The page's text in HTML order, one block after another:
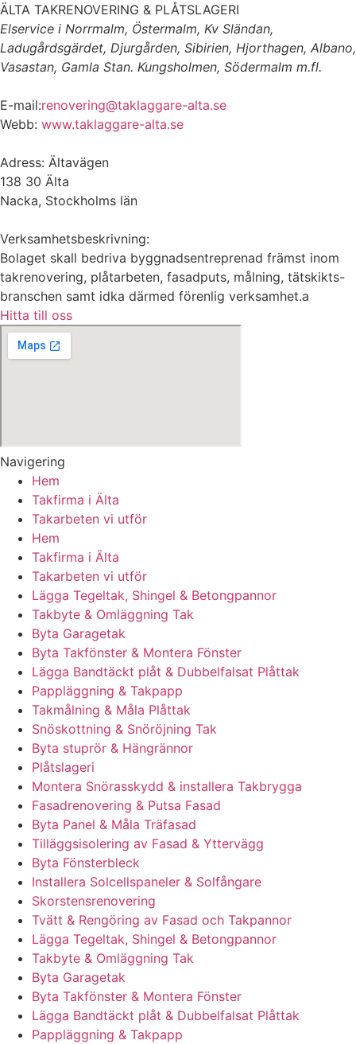
ÄLTA TAKRENOVERING & PLÅTSLAGERI
Elservice i Norrmalm, Östermalm, Kv Sländan,
Ladugårdsgärdet, Djurgården, Sibirien, Hjorthagen, Albano,
Vasastan, Gamla Stan. Kungsholmen, Södermalm m.fl.
E-mail:renovering@taklaggare-alta.se
Webb: www.taklaggare-alta.se
Adress: Ältavägen
138 30 Älta
Nacka, Stockholms län
Verksamhetsbeskrivning:
Bolaget skall bedriva byggnadsentreprenad främst inom
takrenovering, plåtarbeten, fasadputs, målning, tätskikts-
branschen samt idka därmed förenlig verksamhet.a
Hitta till oss
Navigering
Hem
Takfirma i Älta
Takarbeten vi utför
Hem
Takfirma i Älta
Takarbeten vi utför
Lägga Tegeltak, Shingel & Betongpannor
Takbyte & Omläggning Tak
Byta Garagetak
Byta Takfönster & Montera Fönster
Lägga Bandtäckt plåt & Dubbelfalsat Plåttak
Pappläggning & Takpapp
Takmålning & Måla Plåttak
Snöskottning & Snöröjning Tak
Byta stuprör & Hängrännor
Plåtslageri
Montera Snörasskydd & installera Takbrygga
Fasadrenovering & Putsa Fasad
Byta Panel & Måla Träfasad
Tilläggsisolering av Fasad & Yttervägg
Byta Fönsterbleck
Installera Solcellspaneler & Solfångare
Skorstensrenovering
Tvätt & Rengöring av Fasad och Takpannor
Lägga Tegeltak, Shingel & Betongpannor
Takbyte & Omläggning Tak
Byta Garagetak
Byta Takfönster & Montera Fönster
Lägga Bandtäckt plåt & Dubbelfalsat Plåttak
Pappläggning & Takpapp